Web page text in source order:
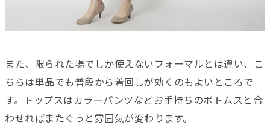
また、限られた場でしか使えないフォーマルとは違い、こ
ちらは単品でも普段から着回しが効くのもよいところで
す。トップスはカラーパンツなどお手持ちのボトムスと合
わせればまたぐっと雰囲気が変わります。